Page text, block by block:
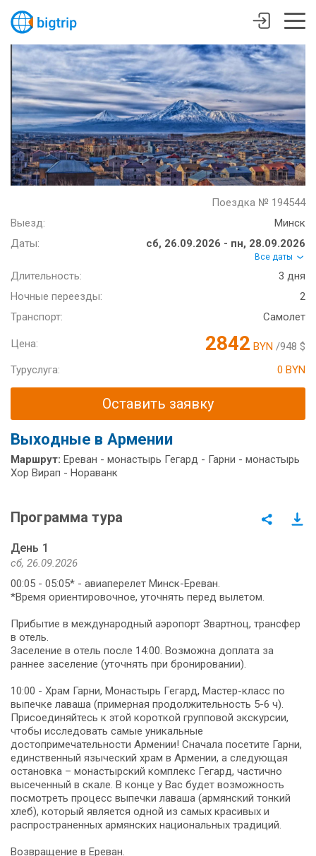
Поездка № 194544
Выезд:
Минск
Даты:
сб, 26.09.2026 - пн, 28.09.2026
Все даты
Длительность:
3 дня
Ночные переезды:
2
Транспорт:
Самолет
Цена: 2842 BYN /948 $
Туруслуга:
0 BYN
Оставить заявку
Выходные в Армении
Маршрут: Ереван - монастырь Гегард - Гарни - монастырь
Хор Вирап - Нораванк
Программа тура
День 1
сб, 26.09.2026
00:05 - 05:05* - авиаперелет Минск-Ереван.
*Время ориентировочное, уточнять перед вылетом.
Прибытие в международный аэропорт Звартноц, трансфер
в отель.
Заселение в отель после 14:00. Возможна доплата за
раннее заселение (уточнять при бронировании).
10:00 - Храм Гарни, Монастырь Гегард, Мастер-класс по
выпечке лаваша (примерная продолжительность 5-6 ч).
Присоединяйтесь к этой короткой групповой экскурсии,
чтобы исследовать самые уникальные
достопримечательности Армении! Сначала посетите Гарни,
единственный языческий храм в Армении, а следующая
остановка – монастырский комплекс Гегард, частично
высеченный в скале. В конце у Вас будет возможность
посмотреть процесс выпечки лаваша (армянский тонкий
хлеб), который является одной из самых красивых и
распространенных армянских национальных традиций.
Возвращение в Ереван.